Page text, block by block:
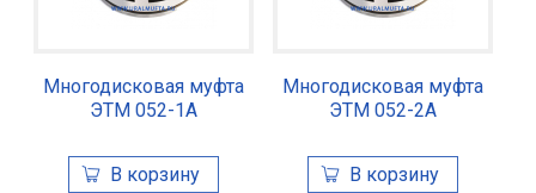
Многодисковая муфта
ЭТМ 052-1А
Многодисковая муфта
ЭТМ 052-2А